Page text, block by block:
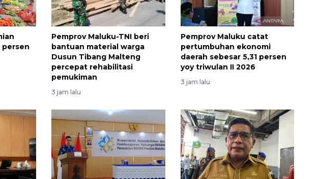
persen
Pemprov Maluku-TNI beri
bantuan material warga
Dusun Tibang Malteng
percepat rehabilitasi
pemukiman
3 jam lalu
Pemprov Maluku catat
pertumbuhan ekonomi
daerah sebesar 5,31 persen
yoy triwulan II 2026
3 jam lalu